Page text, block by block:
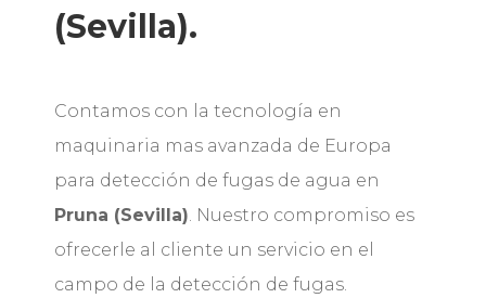
(Sevilla).
Contamos con la tecnología en
maquinaria mas avanzada de Europa
para detección de fugas de agua en
Pruna (Sevilla). Nuestro compromiso es
ofrecerle al cliente un servicio en el
campo de la detección de fugas.